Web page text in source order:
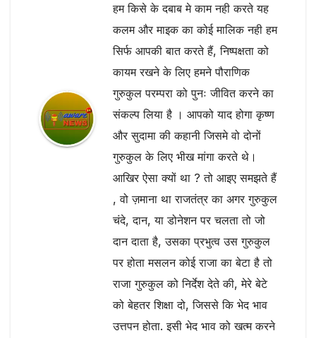
हम किसे के दबाब मे काम नही करते यह
कलम और माइक का कोई मालिक नही हम
सिर्फ आपकी बात करते हैं, निष्पक्षता को
कायम रखने के लिए हमने पौराणिक
गुरुकुल परम्परा को पुनः जीवित करने का
संकल्प लिया है । आपको याद होगा कृष्ण
और सुदामा की कहानी जिसमे वो दोनों
गुरुकुल के लिए भीख मांगा करते थे।
आखिर ऐसा क्यों था ? तो आइए समझते हैं
, वो ज़माना था राजतंत्र का अगर गुरुकुल
चंदे, दान, या डोनेशन पर चलता तो जो
दान दाता है, उसका प्रभुत्व उस गुरुकुल
पर होता मसलन कोई राजा का बेटा है तो
राजा गुरुकुल को निर्देश देते की, मेरे बेटे
को बेहतर शिक्षा दो, जिससे कि भेद भाव
उत्तपन होता. इसी भेद भाव को खत्म करने